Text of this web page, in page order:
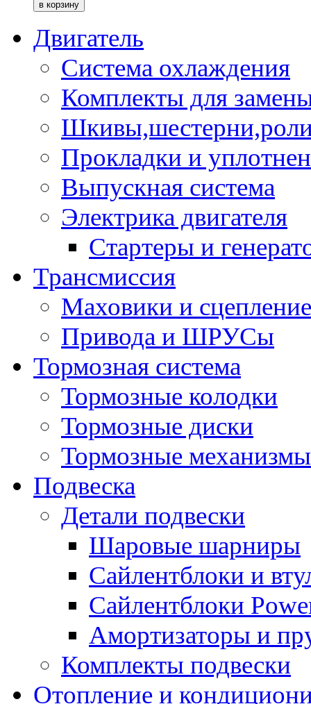
Двигатель
Система охлаждения
Комплекты для
Прокладки и
Выпускная система
Электрика двигателя
Стартеры и
Трансмиссия
Маховики и сцепление
Привода и ШРУСы
Тормозная система
Тормозные колодки
Тормозные диски
Тормозные механизмы
Подвеска
Детали подвески
Шаровые шарниры
Сайлентблоки и
Сайлентблоки
Амортизаторы и
Комплекты подвески
Отопление и